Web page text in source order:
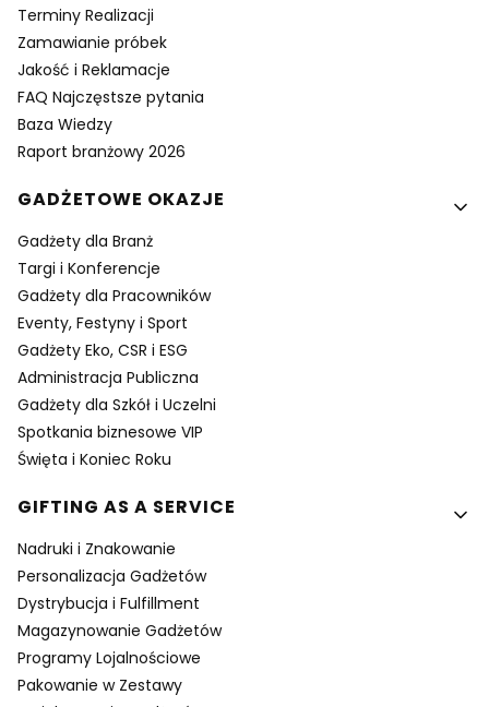
Terminy Realizacji
Zamawianie próbek
Jakość i Reklamacje
FAQ Najczęstsze pytania
Baza Wiedzy
Raport branżowy 2026
GADŻETOWE OKAZJE
Gadżety dla Branż
Targi i Konferencje
Gadżety dla Pracowników
Eventy, Festyny i Sport
Gadżety Eko, CSR i ESG
Administracja Publiczna
Gadżety dla Szkół i Uczelni
Spotkania biznesowe VIP
Święta i Koniec Roku
GIFTING AS A SERVICE
Nadruki i Znakowanie
Personalizacja Gadżetów
Dystrybucja i Fulfillment
Magazynowanie Gadżetów
Programy Lojalnościowe
Pakowanie w Zestawy